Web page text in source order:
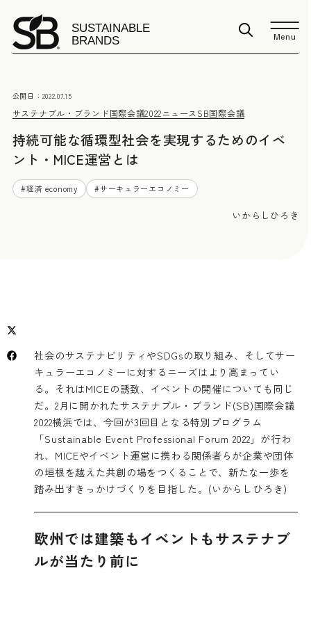
Menu
サステナブル・ブランド国際会議2022ニュースSB国際会議
公開日： 2022.07.15
持続可能な循環型社会を実現するためのイベ
ント・MICE運営とは
#経済 economy #サーキュラーエコノミー
いからしひろき
社会のサステナビリティやSDGsの取り組み、そしてサー
キュラーエコノミーに対するニーズはより高まってい
る。それはMICEの誘致、イベントの開催についても同じ
だ。2月に開かれたサステナブル・ブランド(SB)国際会議
2022横浜では、今回が3回目となる特別プログラム
「Sustainable Event Professional Forum 2022」 が行わ
れ、MICEやイベント運営に携わる関係者らが企業や団体
の垣根を越えた共創の場をつくることで、新たな一歩を
踏み出すきっかけづくりを目指した。(いからしひろき)
欧州では建築もイベントもサステナブ
ルが当たり前に